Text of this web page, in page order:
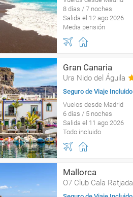
8 días / 7 noches
Salida el 12 ago 2026
Media pensión
Gran Canaria
Ura Nido del Águila
Seguro de Viaje Incluido
Vuelos desde Madrid
6 días / 5 noches
Salida el 11 ago 2026
Todo incluido
Mallorca
O7 Club Cala Ratjada